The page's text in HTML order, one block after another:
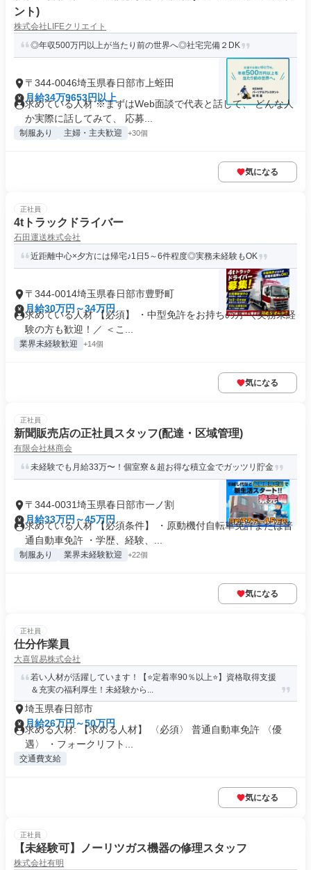
ント)
株式会社LIFEクリエイト
◎年収500万円以上が当たり前の世界へ◎社宅完備２DK
〒344-0046埼玉県春日部市上蛭田
月給34万9653円以上
求めている人材 ※まずはWeb面談で代表と話して、 どんな人
か実際に話してみて、 応募...
制服あり 主婦・主夫歓迎 +30個
気になる
正社員
4tトラックドライバー
石田運送株式会社
近距離中心×夕方には帰宅♪1日5～6件程度◎実務未経験もOK
〒344-0014埼玉県春日部市豊野町
月給30万円～34万円
求めている人材 【必須】 ・中型免許をお持ちの方 ＼実務未経
験の方も歓迎！／ ＜こ...
業界未経験歓迎 +14個
気になる
正社員
新聞販売店の正社員スタッフ(配達・区域管理)
有限会社林商会
未経験でも月給33万〜！個室寮＆超お得な積立金でガッツリ貯金
〒344-0031埼玉県春日部市一ノ割
月給33万円～45万円
求めている人材 【必須条件】 ・原動機付自転車免許または普
通自動車免許 ・学歴、経験、...
制服あり 業界未経験歓迎 +22個
気になる
正社員
仕分作業員
大喜貿易株式会社
若い人材が活躍しています！【⭐定着率90％以上⭐】資格取得支援
＆充実の福利厚生！未経験から...
埼玉県春日部市
月給26万円～50万円
求める人材: 【求める人材】 〈必須〉 普通自動車免許 〈優
遇〉 ・フォークリフト...
交通費支給
気になる
正社員
【未経験可】ノーリツガス機器の修理スタッフ
株式会社有明